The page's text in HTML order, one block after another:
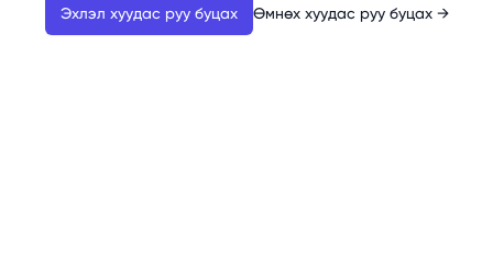
Эхлэл хуудас руу буцах Өмнөх хуудас руу буцах →